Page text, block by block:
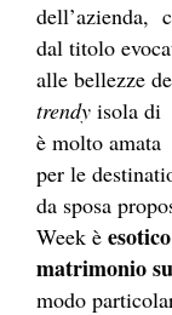
dell’azienda,
dal titolo
alle bellezze
trendy isola di
è molto
per le
da sposa
Week è esotico
matrimonio
modo